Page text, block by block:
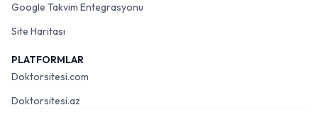
Google Takvim Entegrasyonu
Site Haritası
PLATFORMLAR
Doktorsitesi.com
Doktorsitesi.az